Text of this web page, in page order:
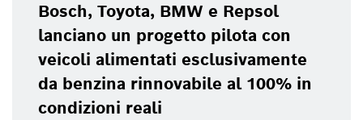
Bosch, Toyota, BMW e Repsol
lanciano un progetto pilota con
veicoli alimentati esclusivamente
da benzina rinnovabile al 100% in
condizioni reali